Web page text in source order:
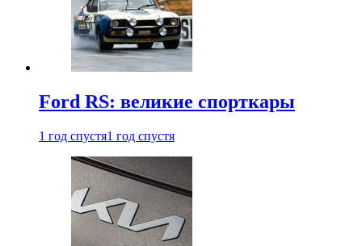
Ford RS: великие спорткары
1 год спустя1 год спустя